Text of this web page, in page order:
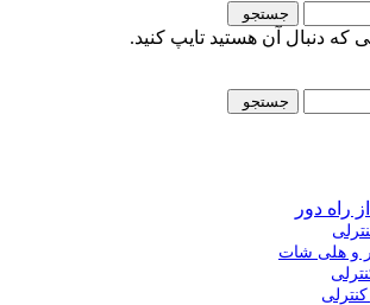
جستجو
که دنبال آن هستید تایپ کنید.
جستجو
راه دور
و هلی شات
کنترلی